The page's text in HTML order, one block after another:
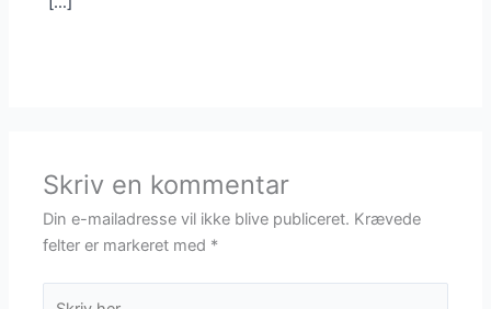
Skriv en kommentar
Din e-mailadresse vil ikke blive publiceret. Krævede
felter er markeret med *